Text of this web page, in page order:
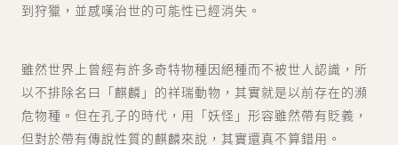
到狩獵，並感嘆治世的可能性已經消失。
雖然世界上曾經有許多奇特物種因絕種而不被世人認識，所
以不排除名曰「麒麟」的祥瑞動物，其實就是以前存在的瀕
危物種。但在孔子的時代，用「妖怪」形容雖然帶有貶義，
但對於帶有傳說性質的麒麟來說，其實還真不算錯用。